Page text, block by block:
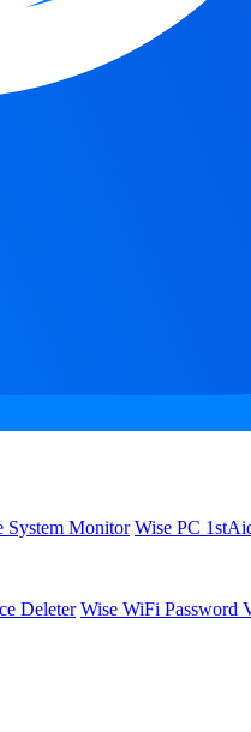
System Monitor Wise PC
Deleter Wise WiFi Password